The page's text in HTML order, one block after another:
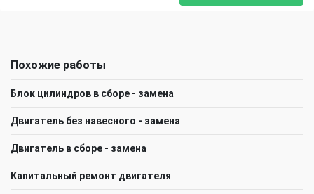
Похожие работы
Блок цилиндров в сборе - замена
Двигатель без навесного - замена
Двигатель в сборе - замена
Капитальный ремонт двигателя